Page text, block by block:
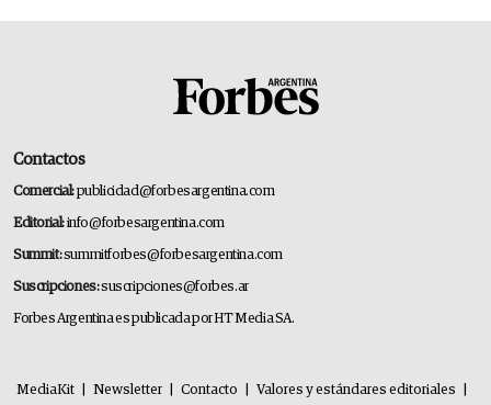
Contactos
Comercial:publicidad@forbesargentina.com
Editorial:info@forbesargentina.com
Summit:summitforbes@forbesargentina.com
Suscripciones:suscripciones@forbes.ar
Forbes Argentina es publicada por HT Media SA.
MediaKit Newsletter Contacto Valores y estándares editoriales